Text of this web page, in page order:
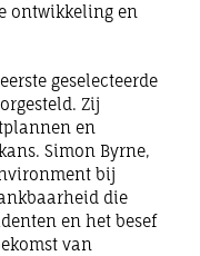
ontwikkeling en
geselecteerde
Zij
en
Simon Byrne,
bij
die
en het besef
van